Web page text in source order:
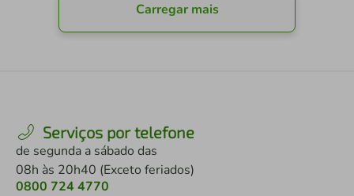
Carregar mais
Serviços por telefone
de segunda a sábado das
08h às 20h40 (Exceto feriados)
0800 724 4770